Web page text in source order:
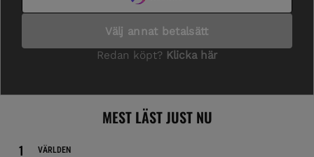
MEST LÄST JUST NU
VÄRLDEN